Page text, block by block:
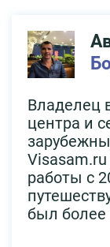
Владелец
центра и
работы с
был более